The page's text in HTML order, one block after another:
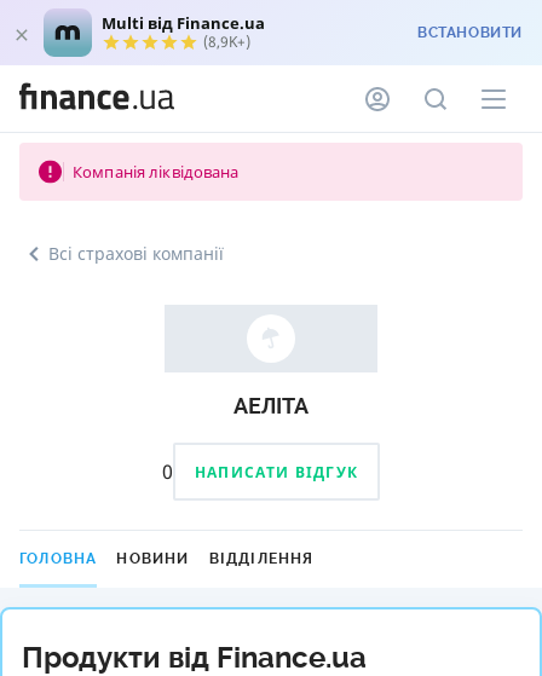
Multi від Finance.ua
(8,9K+) ВСТАНОВИТИ
Компанія ліквідована
Всі страхові компанії
АЕЛІТА
0 НАПИСАТИ ВІДГУК
ГОЛОВНА НОВИНИ ВІДДІЛЕННЯ
Продукти від Finance.ua